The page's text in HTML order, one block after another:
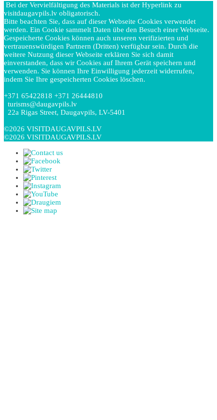
Bei der Vervielfältigung des Materials ist der Hyperlink zu
visitdaugavpils.lv obligatorisch.
Bitte beachten Sie, dass auf dieser Webseite Cookies verwendet
werden. Ein Cookie sammelt Daten übe den Besuch einer Webseite.
Gespeicherte Cookies können auch unseren verifizierten und
vertrauenswürdigen Partnern (Dritten) verfügbar sein. Durch die
weitere Nutzung dieser Webseite erklären Sie sich damit
einverstanden, dass wir Cookies auf Ihrem Gerät speichern und
verwenden. Sie können Ihre Einwilligung jederzeit widerrufen,
indem Sie Ihre gespeicherten Cookies löschen.
+371 65422818 +371 26444810
turisms@daugavpils.lv
22a Rigas Street, Daugavpils, LV-5401
©2026 VISITDAUGAVPILS.LV
©2026 VISITDAUGAVPILS.LV